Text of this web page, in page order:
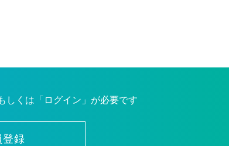
しくは「ログイン」が必要です
登録